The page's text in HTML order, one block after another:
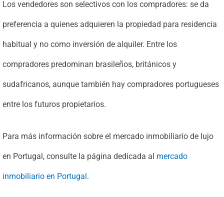
Los vendedores son selectivos con los compradores: se da
preferencia a quienes adquieren la propiedad para residencia
habitual y no como inversión de alquiler. Entre los
compradores predominan brasileños, británicos y
sudafricanos, aunque también hay compradores portugueses
entre los futuros propietarios.
Para más información sobre el mercado inmobiliario de lujo
en Portugal, consulte la página dedicada al mercado
inmobiliario en Portugal.